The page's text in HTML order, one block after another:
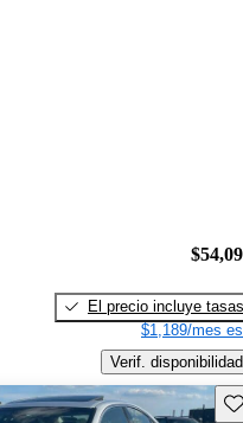
El precio incluye tasas
$1,189/mes
Verif. disponibilidad